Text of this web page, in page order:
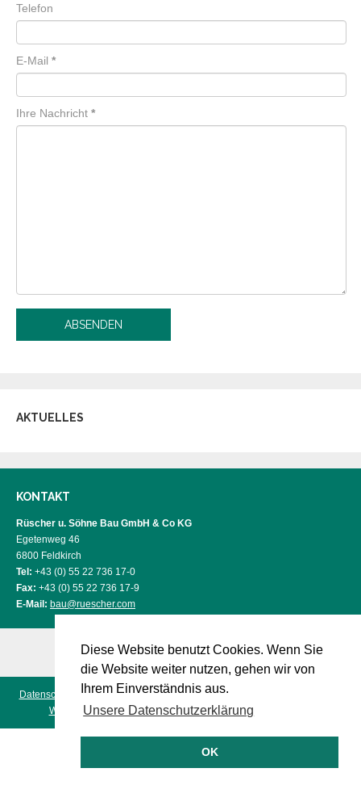
Diese Website benutzt Cookies. Wenn Sie
die Website weiter nutzen, gehen wir von
Ihrem Einverständnis aus.
Unsere Datenschutzerklärung
OK
Telefon
E-Mail *
Ihre Nachricht *
AKTUELLES
KONTAKT
Rüscher u. Söhne Bau GmbH & Co KG
Egetenweg 46
6800 Feldkirch
Tel: +43 (0) 55 22 736 17-0
Fax: +43 (0) 55 22 736 17-9
E-Mail: bau@ruescher.com
Datenschutz Impressum- © 2026 Rüscher u. Söhne Bau GmbH & Co KG
Webdesign & Panoramafotografie aus Vorarlberg - Panograf